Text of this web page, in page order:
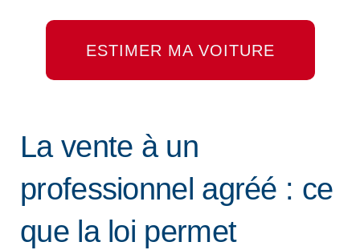
ESTIMER MA VOITURE
La vente à un
professionnel agréé : ce
que la loi permet